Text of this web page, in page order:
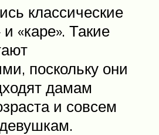
классические
«каре». Такие
поскольку они
дамам
и совсем